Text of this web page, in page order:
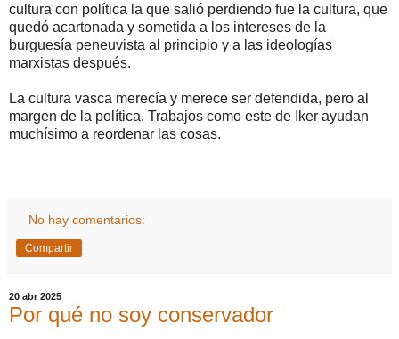
cultura con política la que salió perdiendo fue la cultura, que
quedó acartonada y sometida a los intereses de la
burguesía peneuvista al principio y a las ideologías
marxistas después.
La cultura vasca merecía y merece ser defendida, pero al
margen de la política. Trabajos como este de Iker ayudan
muchísimo a reordenar las cosas.
No hay comentarios:
Compartir
20 abr 2025
Por qué no soy conservador